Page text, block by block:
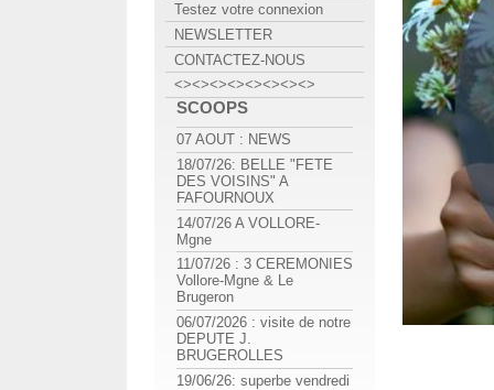
Testez votre connexion
NEWSLETTER
CONTACTEZ-NOUS
<><><><><><><><>
SCOOPS
07 AOUT : NEWS
18/07/26: BELLE "FETE
DES VOISINS" A
FAFOURNOUX
14/07/26 A VOLLORE-
Mgne
11/07/26 : 3 CEREMONIES
Vollore-Mgne & Le
Brugeron
06/07/2026 : visite de notre
DEPUTE J.
BRUGEROLLES
19/06/26: superbe vendredi